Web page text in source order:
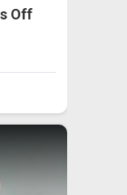
Off